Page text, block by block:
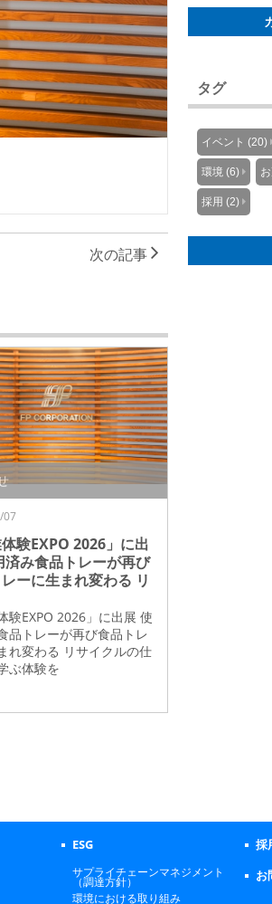
次の記事
07
体験EXPO 2026」に出
済み食品トレーが再び
ーに生まれ変わる リ
験EXPO 2026」に出展 使
品トレーが再び食品トレ
れ変わる リサイクルの仕
ぶ体験を
タグ
イベント (20)
環境 (6)
採用 (2)
ESG
サプライチェーンマネジメント
（調達方針）
環境における取り組み
採
お